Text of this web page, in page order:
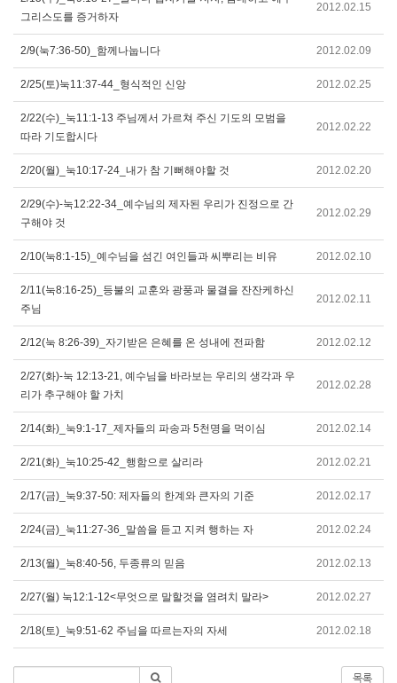
그리스도를 증거하자
2012.02.15
2/9(눅7:36-50)_함께나눕니다 2012.02.09
2/25(토)눅11:37-44_형식적인 신앙 2012.02.25
2/22(수)_눅11:1-13 주님께서 가르쳐 주신 기도의 모범을
따라 기도합시다
2012.02.22
2/20(월)_눅10:17-24_내가 참 기뻐해야할 것 2012.02.20
2/29(수)-눅12:22-34_예수님의 제자된 우리가 진정으로 간
구해야 것
2012.02.29
2/10(눅8:1-15)_예수님을 섬긴 여인들과 씨뿌리는 비유 2012.02.10
2/11(눅8:16-25)_등불의 교훈와 광풍과 물결을 잔잔케하신
주님
2012.02.11
2/12(눅 8:26-39)_자기받은 은혜를 온 성내에 전파함 2012.02.12
2/27(화)-눅 12:13-21, 예수님을 바라보는 우리의 생각과 우
리가 추구해야 할 가치
2012.02.28
2/14(화)_눅9:1-17_제자들의 파송과 5천명을 먹이심 2012.02.14
2/21(화)_눅10:25-42_행함으로 살리라 2012.02.21
2/17(금)_눅9:37-50: 제자들의 한계와 큰자의 기준 2012.02.17
2/24(금)_눅11:27-36_말씀을 듣고 지켜 행하는 자 2012.02.24
2/13(월)_눅8:40-56, 두종류의 믿음 2012.02.13
2/27(월) 눅12:1-12<무엇으로 말할것을 염려치 말라> 2012.02.27
2/18(토)_눅9:51-62 주님을 따르는자의 자세 2012.02.18
목록